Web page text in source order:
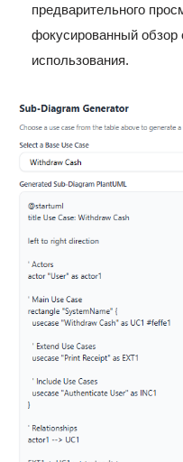
предварительного
фокусированный обзор
использования.